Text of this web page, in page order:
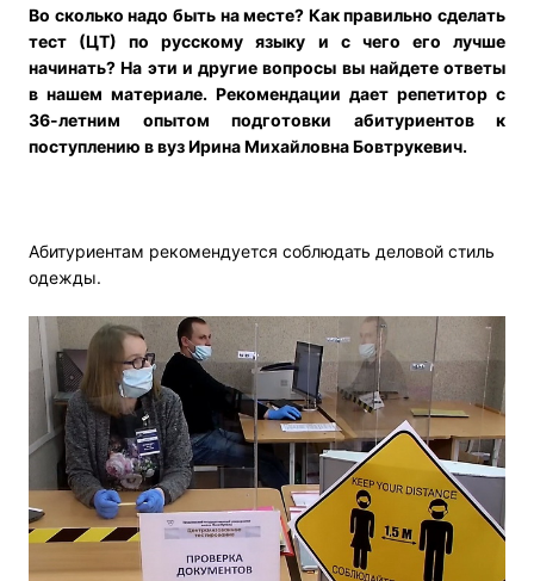
Во сколько надо быть на месте? Как правильно сделать
тест (ЦТ) по русскому языку и с чего его лучше
начинать? На эти и другие вопросы вы найдете ответы
в нашем материале. Рекомендации дает репетитор с
36-летним опытом подготовки абитуриентов к
поступлению в вуз Ирина Михайловна Бовтрукевич.
Абитуриентам рекомендуется соблюдать деловой стиль
одежды.